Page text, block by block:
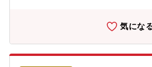
アメリカ・インドを含む海外市場への
■WLB充実：年間休日140日、残業ほ
可、高速通勤可能【配属先情報】ハー
（在宅勤務なし）・FX勤務あり（但し
気にな